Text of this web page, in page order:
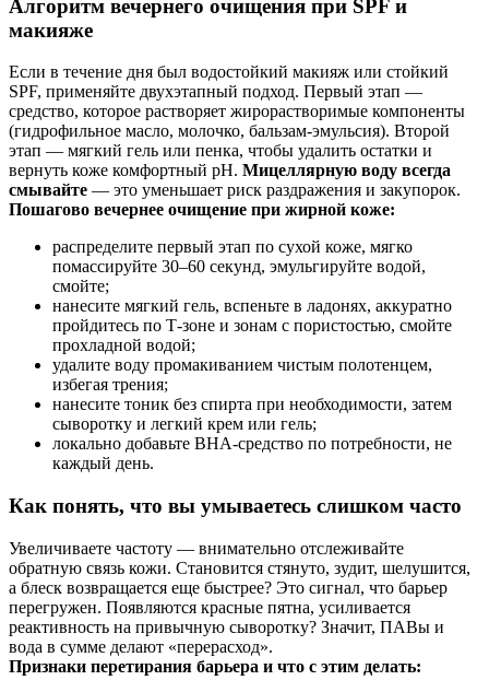
Алгоритм вечернего очищения при SPF и
макияже
Если в течение дня был водостойкий макияж или стойкий
SPF, применяйте двухэтапный подход. Первый этап —
средство, которое растворяет жирорастворимые компоненты
(гидрофильное масло, молочко, бальзам-эмульсия). Второй
этап — мягкий гель или пенка, чтобы удалить остатки и
вернуть коже комфортный pH. Мицеллярную воду всегда
смывайте — это уменьшает риск раздражения и закупорок.
Пошагово вечернее очищение при жирной коже:
распределите первый этап по сухой коже, мягко
помассируйте 30–60 секунд, эмульгируйте водой,
смойте;
нанесите мягкий гель, вспеньте в ладонях, аккуратно
пройдитесь по Т-зоне и зонам с пористостью, смойте
прохладной водой;
удалите воду промакиванием чистым полотенцем,
избегая трения;
нанесите тоник без спирта при необходимости, затем
сыворотку и легкий крем или гель;
локально добавьте BHA-средство по потребности, не
каждый день.
Как понять, что вы умываетесь слишком часто
Увеличиваете частоту — внимательно отслеживайте
обратную связь кожи. Становится стянуто, зудит, шелушится,
а блеск возвращается еще быстрее? Это сигнал, что барьер
перегружен. Появляются красные пятна, усиливается
реактивность на привычную сыворотку? Значит, ПАВы и
вода в сумме делают «перерасход».
Признаки перетирания барьера и что с этим делать: